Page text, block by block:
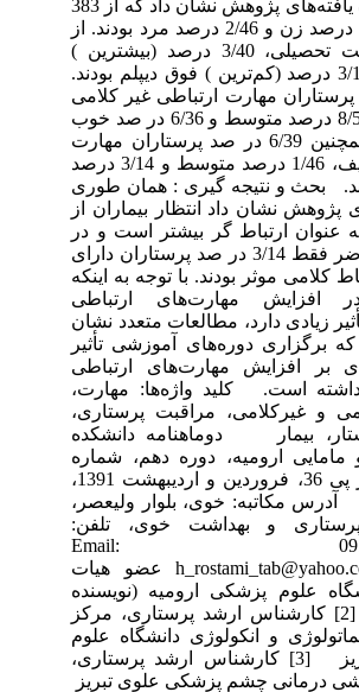
دموگرافیک یافته‌های پژوهش نشان داد که از 383
مورد، 8/53 درصد زن و 2/46 درصد مرد بودند. از
نظر وضعیت تحصیلی، 3/40 درصد (بیشترین )
بی‌سواد و 3/1 درصد (کم‌ترین ) فوق دیپلم بودند.
پرستاران مهارت ارتباطی غیر کلامی
ضعیف و 8/50 درصد متوسط و 6/36 در صد خوب
داشتند و همچنین 6/39 در صد پرستاران مهارت
کلامی ضعیف، 1/46 درصد متوسط و 3/14 درصد
بحث و نتیجه گیری : همان طوری
پژوهش نشان داد انتظار بیماران از
عنوان ارتباط گر بیشتر است و در
مطالعه حاضر فقط 3/14 در صد پرستاران دارای
کلامی موثر بودند. با توجه به اینکه
افزایش مهارت‌های ارتباطی
زیادی دارد، مطالعات متعدد نشان
برگزاری دوره‌های آموزشی تأثیر
بر افزایش مهارت‌های ارتباطی
است. کلید واژه‌ها: مهارت،
و غیرکلامی، مراقبت پرستاری،
بیمار دوماهنامه دانشکده
ارومیه، دوره دهم، شماره
اول، پی در پی 36، فروردین و اردیبهشت 1391،
27 آدرس مکاتبه: خوی، بلوار ولیعصر،
و بهداشت خوی، تلفن:
09144149256 Email:
h_rostami_tab@yahoo.com [1] عضو هیات
علوم پزشکی ارومیه (نویسنده
مسئول) [2] کارشناس ارشد پرستاری، مرکز
و انکولوژی دانشگاه علوم
پزشکی تبریز [3] کارشناس ارشد پرستاری،
درمانی چشم پزشکی علوی تبریز